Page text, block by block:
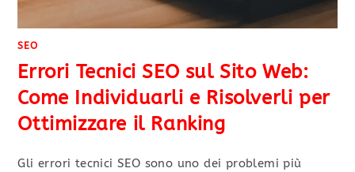
SEO
Errori Tecnici SEO sul Sito Web:
Come Individuarli e Risolverli per
Ottimizzare il Ranking
Gli errori tecnici SEO sono uno dei problemi più